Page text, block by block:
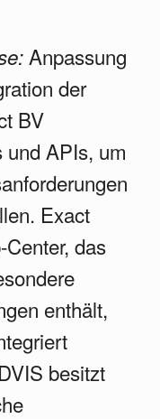
Anpassung
der
BV
APIs, um
Exact
das
enthält,
besitzt